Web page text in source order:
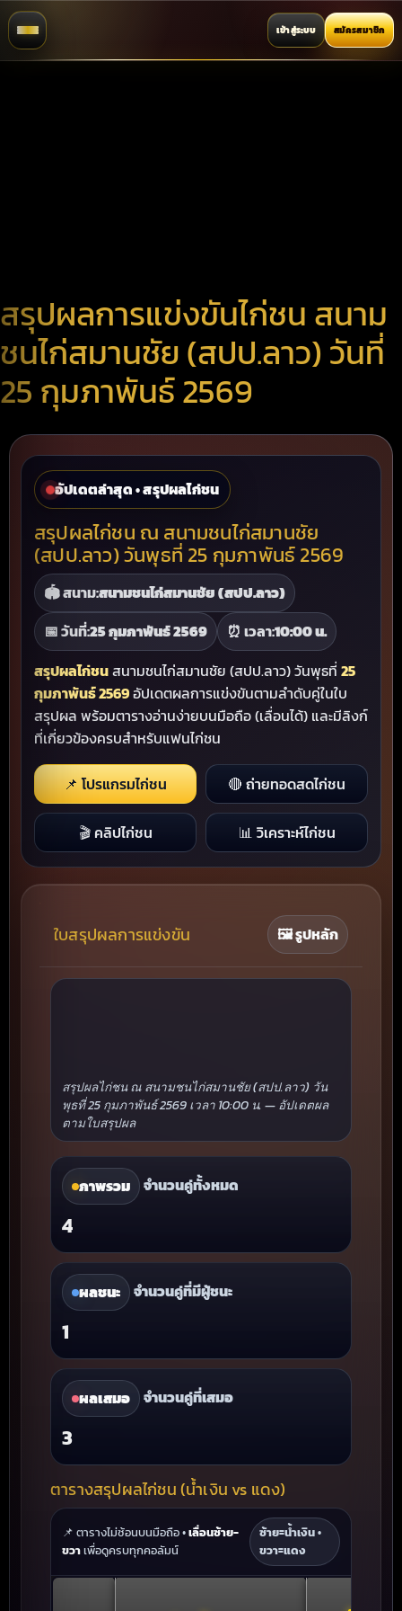
เข้าสู่ระบบ สมัครสมาชิก
สรุปผลการแข่งขันไก่ชน สนาม
ชนไก่สมานชัย (สปป.ลาว) วันที่
25 กุมภาพันธ์ 2569
อัปเดตล่าสุด • สรุปผลไก่ชน
สรุปผลไก่ชน ณ สนามชนไก่สมานชัย
(สปป.ลาว) วันพุธที่ 25 กุมภาพันธ์ 2569
🏟️ สนาม:สนามชนไก่สมานชัย (สปป.ลาว)
📅 วันที่:25 กุมภาพันธ์ 2569 ⏰ เวลา:10:00 น.
สรุปผลไก่ชนสนามชนไก่สมานชัย (สปป.ลาว) วันพุธที่ 25
กุมภาพันธ์ 2569อัปเดตผลการแข่งขันตามลำดับคู่ในใบ
สรุปผล พร้อมตารางอ่านง่ายบนมือถือ (เลื่อนได้) และมีลิงก์
ที่เกี่ยวข้องครบสำหรับแฟนไก่ชน
📌 โปรแกรมไก่ชน 🔴 ถ่ายทอดสดไก่ชน
🎬 คลิปไก่ชน 📊 วิเคราะห์ไก่ชน
ใบสรุปผลการแข่งขัน 🖼 รูปหลัก
สรุปผลไก่ชน ณ สนามชนไก่สมานชัย (สปป.ลาว) วัน
พุธที่ 25 กุมภาพันธ์ 2569 เวลา 10:00 น. — อัปเดตผล
ตามใบสรุปผล
ภาพรวม จำนวนคู่ทั้งหมด
4
ผลชนะ จำนวนคู่ที่มีผู้ชนะ
1
ผลเสมอ จำนวนคู่ที่เสมอ
3
ตารางสรุปผลไก่ชน (น้ำเงิน vs แดง)
📌 ตารางไม่ซ้อนบนมือถือ •เลื่อนซ้าย-
ขวาเพื่อดูครบทุกคอลัมน์
ซ้าย=น้ำเงิน •
ขวา=แดง